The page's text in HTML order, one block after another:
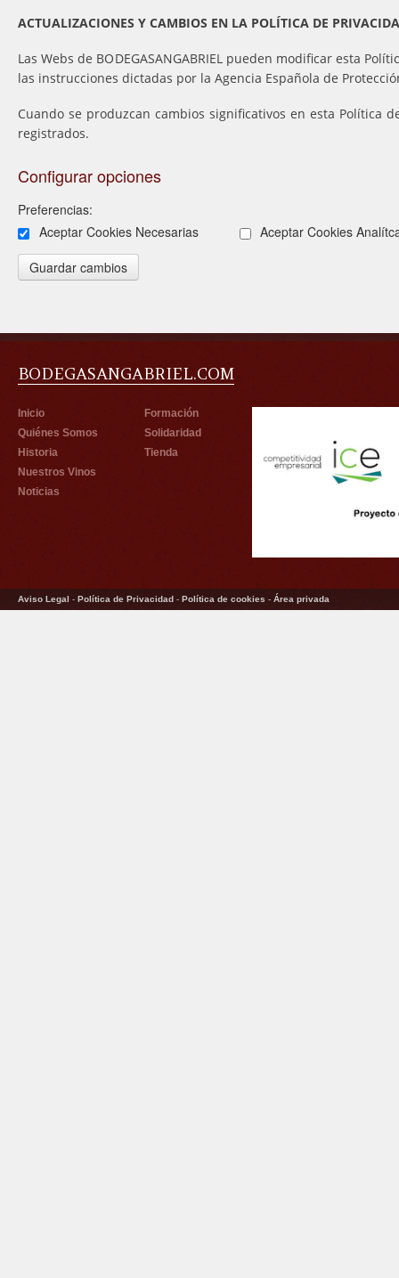
ACTUALIZACIONES Y CAMBIOS EN LA POLÍTICA DE
Las Webs de BODEGASANGABRIEL pueden modificar esta
las instrucciones dictadas por la Agencia Española de
Cuando se produzcan cambios significativos en esta Política
registrados.
Configurar opciones
Preferencias:
Aceptar Cookies Necesarias
Aceptar Cookies
BODEGASANGABRIEL.COM
Inicio
Quiénes Somos
Historia
Nuestros Vinos
Noticias
Formación
Solidaridad
Tienda
Aviso Legal - Política de Privacidad - Política de cookies - Área privada